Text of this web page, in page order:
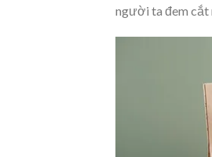
người ta đem cắt